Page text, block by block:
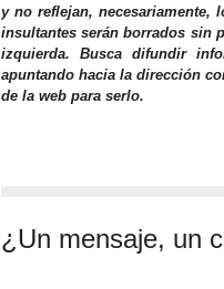
y no reflejan, necesariamente,
insultantes serán borrados sin
izquierda. Busca difundir
apuntando hacia la dirección
de la web para serlo.
¿Un mensaje, un